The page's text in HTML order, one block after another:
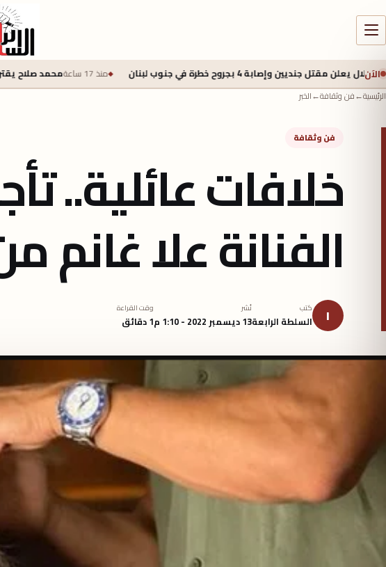
الآن4 بجروح خطرة في جنوب لبنان منذ 17 ساعة محمد صلاح يقترب من طرابزون
الرئيسية←فن وثقافة←الخبر
فن وثقافة
خلافات عائلية..
الفنانة علا غانم
ا كتب
السلطة الرابعة
نُشر
13 ديسمبر 2022 - 1:10 م
وقت القراءة
1 دقائق